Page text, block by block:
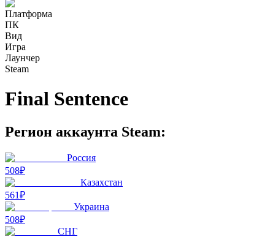
Платформа
ПК
Вид
Игра
Лаунчер
Steam
Final Sentence
Регион аккаунта Steam:
Россия
508₽
Казахстан
561₽
Украина
508₽
СНГ